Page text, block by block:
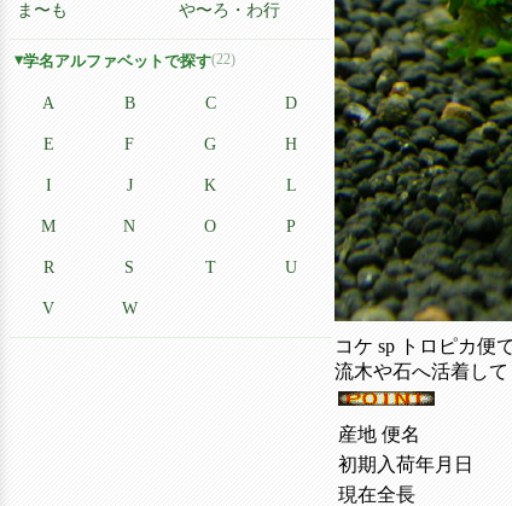
コケ sp トロピカ便
流木や石へ活着し
産地 便名
初期入荷年月日
現在全長
ま〜も や〜ろ・わ行
学名アルファベットで探す(22)
A B C D
E F G H
I J K L
M N O P
R S T U
V W